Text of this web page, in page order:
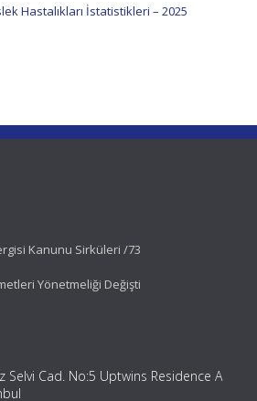
Hastalıkları İstatistikleri – 2025
Kanunu Sirküleri /73
Yönetmeliği Değişti
Selvi Cad. No:5 Uptwins Residence A